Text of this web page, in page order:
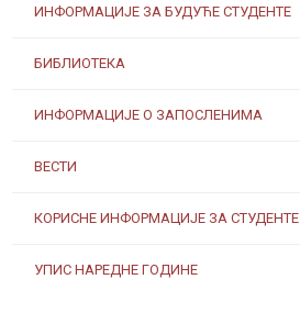
ИНФОРМАЦИЈЕ ЗА БУДУЋЕ СТУДЕНТЕ
БИБЛИОТЕКА
ИНФОРМАЦИЈЕ О ЗАПОСЛЕНИМА
ВЕСТИ
КОРИСНЕ ИНФОРМАЦИЈЕ ЗА СТУДЕНТЕ
УПИС НАРЕДНЕ ГОДИНЕ